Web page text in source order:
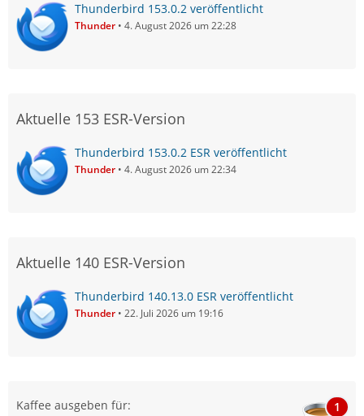
Thunderbird 153.0.2 veröffentlicht
Thunder 4. August 2026 um 22:28
Aktuelle 153 ESR-Version
Thunderbird 153.0.2 ESR veröffentlicht
Thunder 4. August 2026 um 22:34
Aktuelle 140 ESR-Version
Thunderbird 140.13.0 ESR veröffentlicht
Thunder 22. Juli 2026 um 19:16
Kaffee ausgeben für: 1